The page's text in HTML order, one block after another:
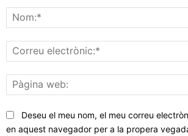
Deseu el meu nom, el meu correu
en aquest navegador per a la propera